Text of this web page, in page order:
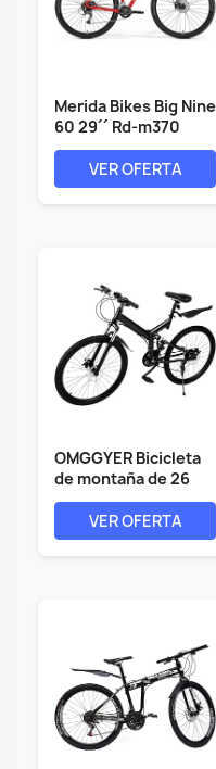
Merida Bikes Big Nine
60 29´´ Rd-m370
2024 Mtb...
VER OFERTA
OMGGYER Bicicleta
de montaña de 26
pulgadas, 21...
VER OFERTA